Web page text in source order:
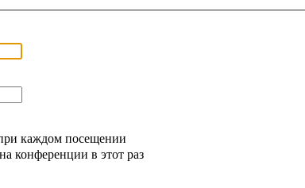
каждом посещении
конференции в этот раз